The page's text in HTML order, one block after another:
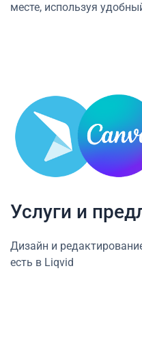
месте, используя
Услуги и
Дизайн и
есть в Liqvid